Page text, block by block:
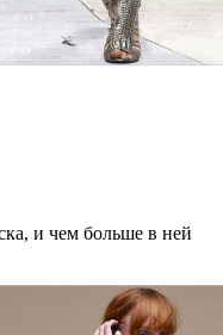
и чем больше в ней